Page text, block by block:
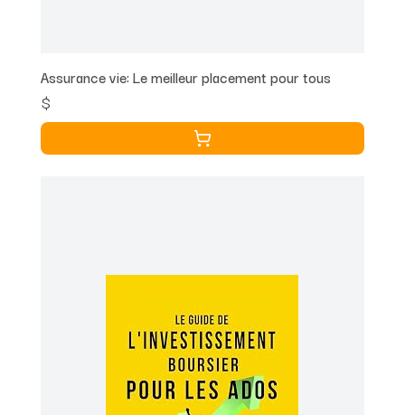
Assurance vie: Le meilleur placement pour tous
$